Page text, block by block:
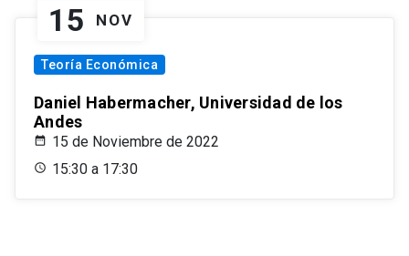
15 NOV
Teoría Económica
Daniel Habermacher, Universidad de los
Andes
15 de Noviembre de 2022
15:30 a 17:30